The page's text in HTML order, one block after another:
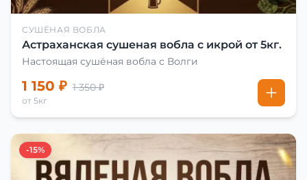
СУШЁНАЯ ВОБЛА
Астраханская сушеная вобла с икрой от 5кг.
Настоящая сушёная вобла с Волги
1 150 ₽ 1 350 ₽
от 5кг
-15%